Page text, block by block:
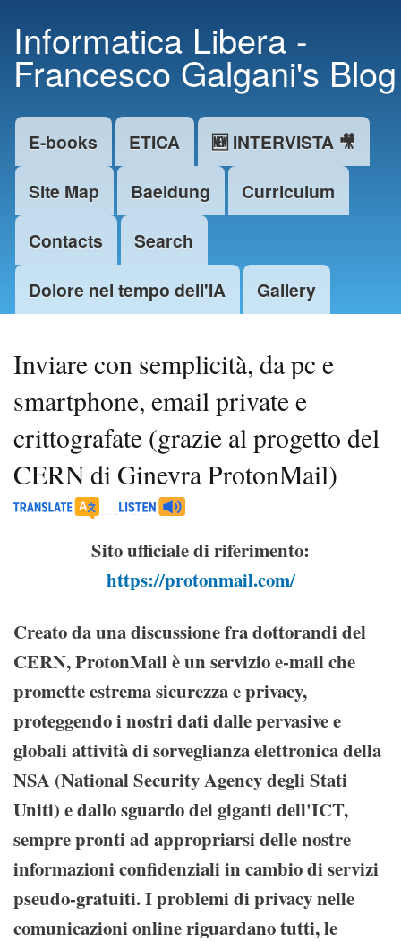
main
content
Informatica Libera -
Francesco Galgani's Blog
Main menu
E-books ETICA
🆕 INTERVISTA 🎥
Site Map
Baeldung
Curriculum
Contacts
Search
Dolore nel tempo dell'IA
Gallery
Inviare con semplicità, da pc e
smartphone, email private e
crittografate (grazie al progetto del
CERN di Ginevra ProtonMail)
Sito ufficiale di riferimento:
https://protonmail.com/
Creato da una discussione fra dottorandi del
CERN, ProtonMail è un servizio e-mail che
promette estrema sicurezza e privacy,
proteggendo i nostri dati dalle pervasive e
globali attività di sorveglianza elettronica della
NSA (National Security Agency degli Stati
Uniti) e dallo sguardo dei giganti dell'ICT,
sempre pronti ad appropriarsi delle nostre
informazioni confidenziali in cambio di servizi
pseudo-gratuiti. I problemi di privacy nelle
comunicazioni online riguardano tutti, le